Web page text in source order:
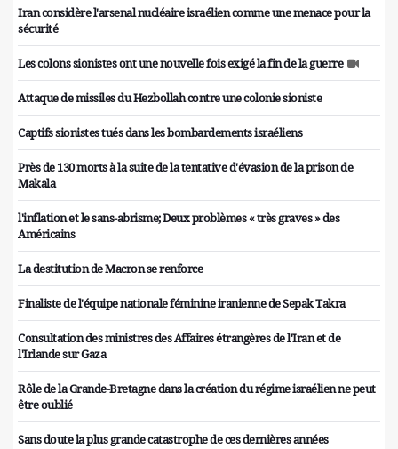
Iran considère l'arsenal nucléaire israélien comme une menace pour la
sécurité
Les colons sionistes ont une nouvelle fois exigé la fin de la guerre
Attaque de missiles du Hezbollah contre une colonie sioniste
Captifs sionistes tués dans les bombardements israéliens
Près de 130 morts à la suite de la tentative d'évasion de la prison de
Makala
l'inflation et le sans-abrisme; Deux problèmes « très graves » des
Américains
La destitution de Macron se renforce
Finaliste de l'équipe nationale féminine iranienne de Sepak Takra
Consultation des ministres des Affaires étrangères de l'Iran et de
l'Irlande sur Gaza
Rôle de la Grande-Bretagne dans la création du régime israélien ne peut
être oublié
Sans doute la plus grande catastrophe de ces dernières années